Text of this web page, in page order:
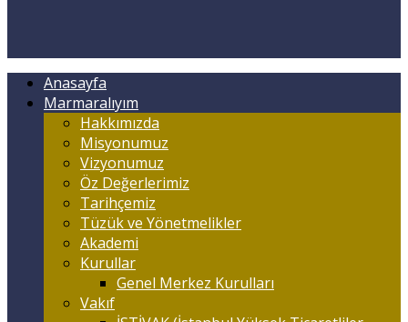
Anasayfa
Marmaralıyım
Hakkımızda
Misyonumuz
Vizyonumuz
Öz Değerlerimiz
Tarihçemiz
Tüzük ve Yönetmelikler
Akademi
Kurullar
Genel Merkez Kurulları
Vakıf